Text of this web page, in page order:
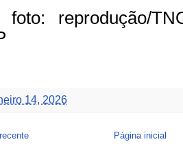
reprodução/
14, 2026
Página inicial